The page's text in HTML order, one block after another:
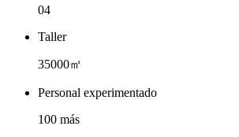
04
Taller
35000㎡
Personal experimentado
100 más